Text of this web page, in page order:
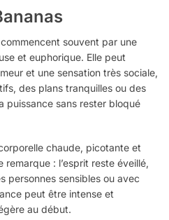
souvent par une
et euphorique. Elle peut
et une sensation très sociale,
des plans tranquilles ou des
puissance sans rester bloqué
chaude, picotante et
remarque : l’esprit reste éveillé,
personnes sensibles ou avec
peut être intense et
au début.